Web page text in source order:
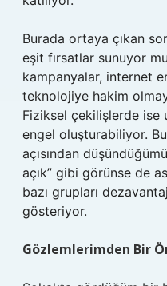
Burada ortaya çıkan
eşit fırsatlar sunuyor
kampanyalar, internet
teknolojiye hakim
Fiziksel çekilişlerde ise
engel oluşturabiliyor.
açısından
açık” gibi görünse de
bazı grupları
gösteriyor.
Gözlemlerimden Bir